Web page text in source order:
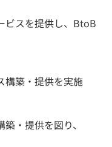
ビスを提供し、BtoB
構築・提供を実施
・提供を図り、